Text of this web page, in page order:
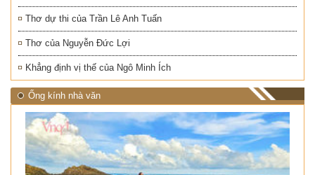
Thơ dự thi của Trần Lê Anh Tuấn
Thơ của Nguyễn Đức Lợi
Khẳng định vị thế của Ngô Minh Ích
Ống kính nhà văn